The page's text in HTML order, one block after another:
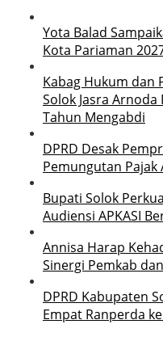
Yota Balad
Kota Pariaman
Kabag Hukum dan
Solok Jasra
Tahun Mengabdi
DPRD Desak
Pemungutan Pajak
Bupati Solok
Audiensi APKASI
Annisa Harap
Sinergi Pemkab
DPRD Kabupaten
Empat Ranperda